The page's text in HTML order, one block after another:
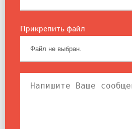
Прикрепить файл